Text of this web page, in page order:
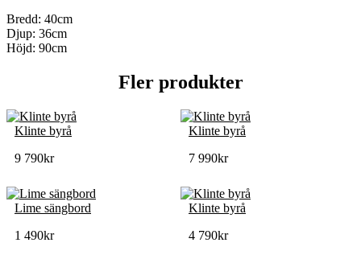
Bredd: 40cm
Djup: 36cm
Höjd: 90cm
Fler produkter
Klinte byrå
9 790kr
Klinte byrå
7 990kr
Lime sängbord
1 490kr
Klinte byrå
4 790kr